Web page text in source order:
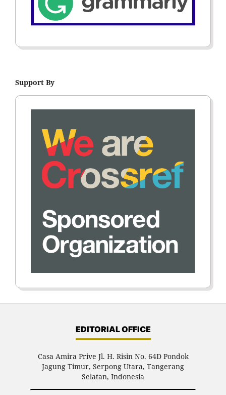
Support By
EDITORIAL OFFICE
Casa Amira Prive Jl. H. Risin No. 64D Pondok
Jagung Timur, Serpong Utara, Tangerang
Selatan, Indonesia